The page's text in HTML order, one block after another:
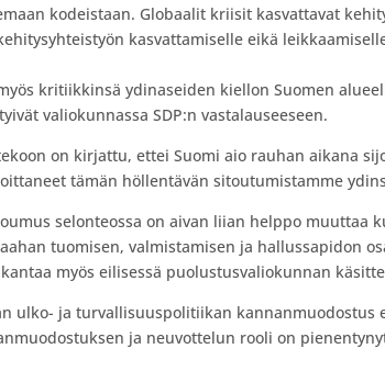
kodeistaan. Globaalit kriisit kasvattavat
kasvattamiselle eikä
kritiikkinsä ydinaseiden kiellon Suomen
valiokunnassa SDP:n vastalauseeseen.
on kirjattu, ettei Suomi aio rauhan aikana
tämän höllentävän sitoutumistamme
selonteossa on aivan liian helppo muuttaa
tuomisen, valmistamisen ja hallussapidon
myös eilisessä puolustusvaliokunnan
ulko- ja turvallisuuspolitiikan
ja neuvottelun rooli on